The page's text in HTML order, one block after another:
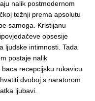
nalik postmodernom
težnji prema apsolutu
samoga. Kristijanu
opsesije
ljudske intimnosti. Tada
postaje nalik
recepcijsku rukavicu
dvoboj s naratorom
ljubavi.